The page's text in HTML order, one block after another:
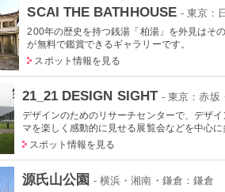
SCAI THE BATHHOUSE - 東京：
200年の歴史を持つ銭湯「柏湯」を外見はそ
が無料で鑑賞できるギャラリーです。
スポット情報を見る
21_21 DESIGN SIGHT - 東京：赤坂
デザインのためのリサーチセンターで、デザ
マを楽しく感動的に見せる展覧会などを中心
スポット情報を見る
源氏山公園 - 横浜・湘南・鎌倉：鎌倉